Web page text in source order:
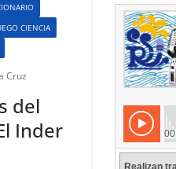
CIENCIA
Cruz
del
Inder